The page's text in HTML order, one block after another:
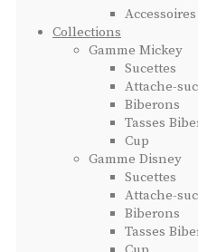
Accessoires
Collections
Gamme Mickey
Sucettes
Attache-
Biberons
Tasses
Cup
Gamme Disney
Sucettes
Attache-
Biberons
Tasses